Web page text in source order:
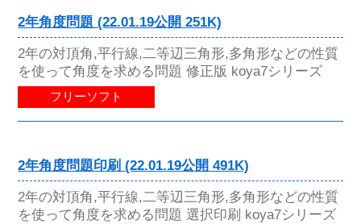
2年角度問題 (22.01.19公開 251K)
2年の対頂角,平行線,二等辺三角形,多角形などの性質
を使って角度を求める問題 修正版 koya7シリーズ
フリーソフト
2年角度問題印刷 (22.01.19公開 491K)
2年の対頂角,平行線,二等辺三角形,多角形などの性質
を使って角度を求める問題 選択印刷 koya7シリーズ